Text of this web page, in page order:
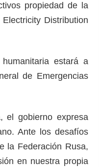
propiedad de la
Distribution
estará a
de Emergencias
el gobierno expresa
Ante los desafíos
la Federación Rusa,
en nuestra propia